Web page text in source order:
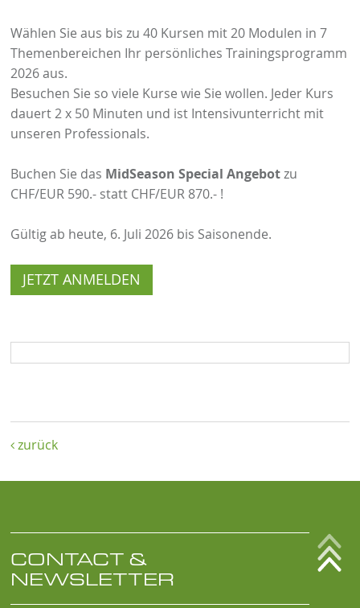
Wählen Sie aus bis zu 40 Kursen mit 20 Modulen in 7
Themenbereichen Ihr persönliches Trainingsprogramm
2026 aus.
Besuchen Sie so viele Kurse wie Sie wollen. Jeder Kurs
dauert 2 x 50 Minuten und ist Intensivunterricht mit
unseren Professionals.
Buchen Sie das MidSeason Special Angebotzu
CHF/EUR 590.- statt CHF/EUR 870.- !
Gültig ab heute, 6. Juli 2026 bis Saisonende.
JETZT ANMELDEN
 zurück
CONTACT &
NEWSLETTER